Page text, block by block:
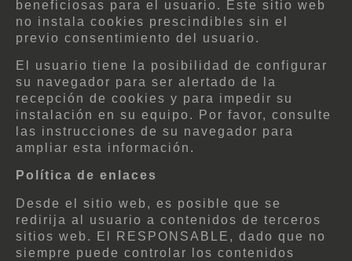
beneficiosas para el usuario. Este sitio web
no instala cookies prescindibles sin el
previo consentimiento del usuario.
El usuario tiene la posibilidad de configurar
su navegador para ser alertado de la
recepción de cookies y para impedir su
instalación en su equipo. Por favor, consulte
las instrucciones de su navegador para
ampliar esta información.
Política de enlaces
Desde el sitio web, es posible que se
redirija al usuario a contenidos de terceros
sitios web. El RESPONSABLE, dado que no
siempre puede controlar los contenidos